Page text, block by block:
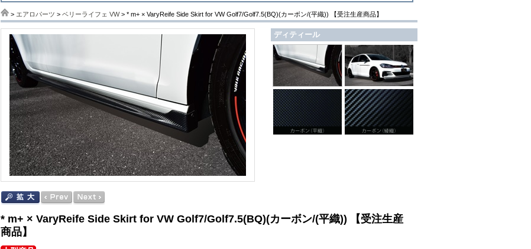
> エアロパーツ > ベリーライフェ VW> * m+ × VaryReife Side Skirt for VW Golf7/Golf7.5(BQ)(カーボン/(平織)) 【受注生産商品】
* m+ × VaryReife Side Skirt for VW Golf7/Golf7.5(BQ)(カーボン/(平織)) 【受注生産
商品】
ディティール